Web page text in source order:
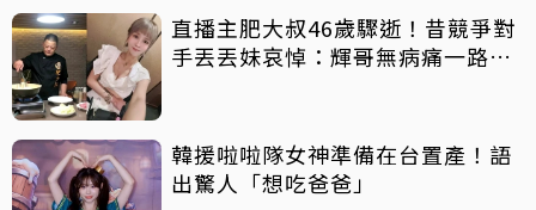
直播主肥大叔46歲驟逝！昔競爭對
手丟丟妹哀悼：輝哥無病痛一路好
韓援啦啦隊女神準備在台置產！語
出驚人「想吃爸爸」